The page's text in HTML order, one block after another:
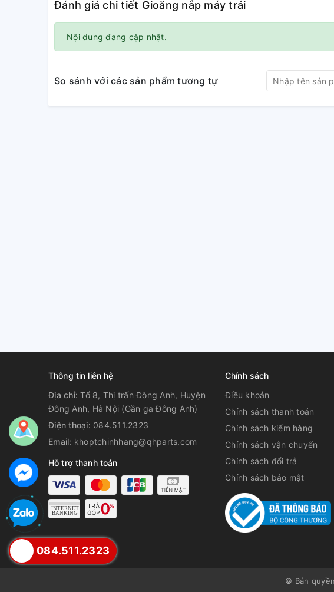
Đánh giá chi tiết Gioăng nắp máy trái
Nội dung đang cập nhật.
So sánh với các sản phẩm tương tự
Thông tin liên hệ
Địa chỉ:Tổ 8, Thị trấn Đông Anh, Huyện
Đông Anh, Hà Nội (Gần ga Đông Anh)
Điện thoại: 084.511.2323
Email: khoptchinhhang@qhparts.com
Hỗ trợ thanh toán
Chính sách
Điều khoản
Chính sách thanh toán
Chính sách kiểm hàng
Chính sách vận chuyển
Chính sách đổi trả
Chính sách bảo mật
© Bản
084.511.2323